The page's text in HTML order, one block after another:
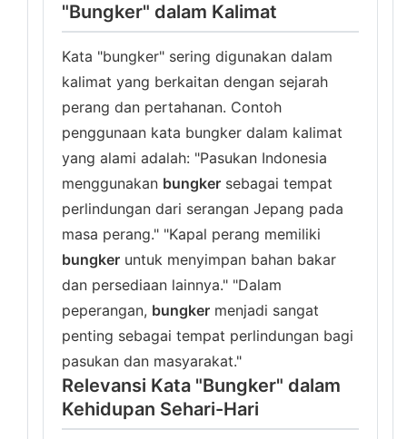
"Bungker" dalam Kalimat
Kata "bungker" sering digunakan dalam
kalimat yang berkaitan dengan sejarah
perang dan pertahanan. Contoh
penggunaan kata bungker dalam kalimat
yang alami adalah: "Pasukan Indonesia
menggunakan bungker sebagai tempat
perlindungan dari serangan Jepang pada
masa perang." "Kapal perang memiliki
bungker untuk menyimpan bahan bakar
dan persediaan lainnya." "Dalam
peperangan, bungker menjadi sangat
penting sebagai tempat perlindungan bagi
pasukan dan masyarakat."
Relevansi Kata "Bungker" dalam
Kehidupan Sehari-Hari